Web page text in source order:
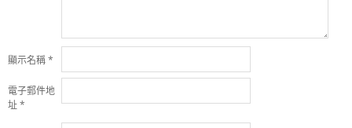
顯示名稱*
電子郵件地
址*